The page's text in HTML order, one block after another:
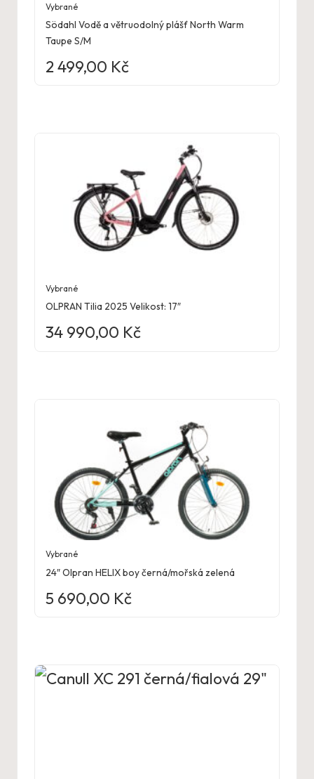
Vybrané
Södahl Vodě a větruodolný plášť North Warm
Taupe S/M
2 499,00 Kč
Vybrané
OLPRAN Tilia 2025 Velikost: 17″
34 990,00 Kč
Vybrané
24″ Olpran HELIX boy černá/mořská zelená
5 690,00 Kč